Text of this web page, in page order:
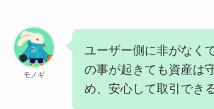
モノギ
ユーザー側に非がなく
の事が起きても資産は
め、安心して取引でき